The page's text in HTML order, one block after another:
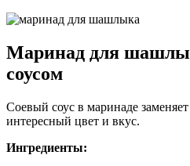
Маринад для
соусом
Соевый соус в маринаде
интересный цвет и вкус.
Ингредиенты: